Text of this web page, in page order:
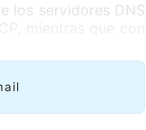
los servidores DNS